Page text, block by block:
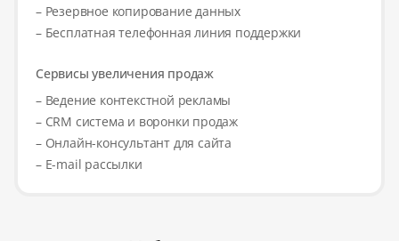
– Резервное копирование данных
– Бесплатная телефонная линия поддержки
Сервисы увеличения продаж
– Ведение контекстной рекламы
– CRM система и воронки продаж
– Онлайн-консультант для сайта
– E-mail рассылки